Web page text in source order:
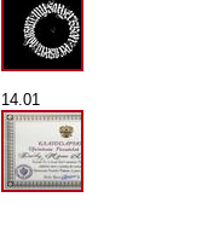
14.01